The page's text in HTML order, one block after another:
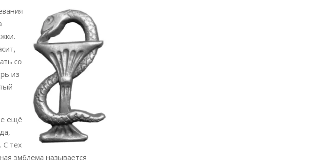
со
из
ещё
С тех
эмблема называется